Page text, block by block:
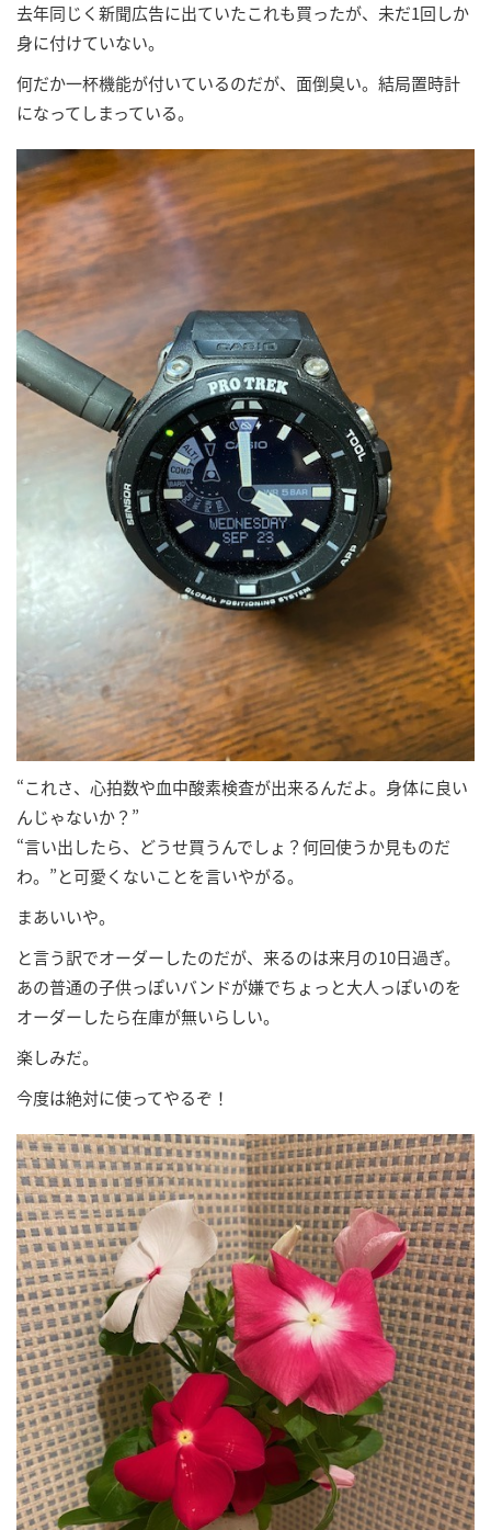
去年同じく新聞広告に出ていたこれも買ったが、未だ1回しか
身に付けていない。
何だか一杯機能が付いているのだが、面倒臭い。結局置時計
になってしまっている。
“これさ、心拍数や血中酸素検査が出来るんだよ。身体に良い
んじゃないか？”
“言い出したら、どうせ買うんでしょ？何回使うか見ものだ
わ。”と可愛くないことを言いやがる。
まあいいや。
と言う訳でオーダーしたのだが、来るのは来月の10日過ぎ。
あの普通の子供っぽいバンドが嫌でちょっと大人っぽいのを
オーダーしたら在庫が無いらしい。
楽しみだ。
今度は絶対に使ってやるぞ！